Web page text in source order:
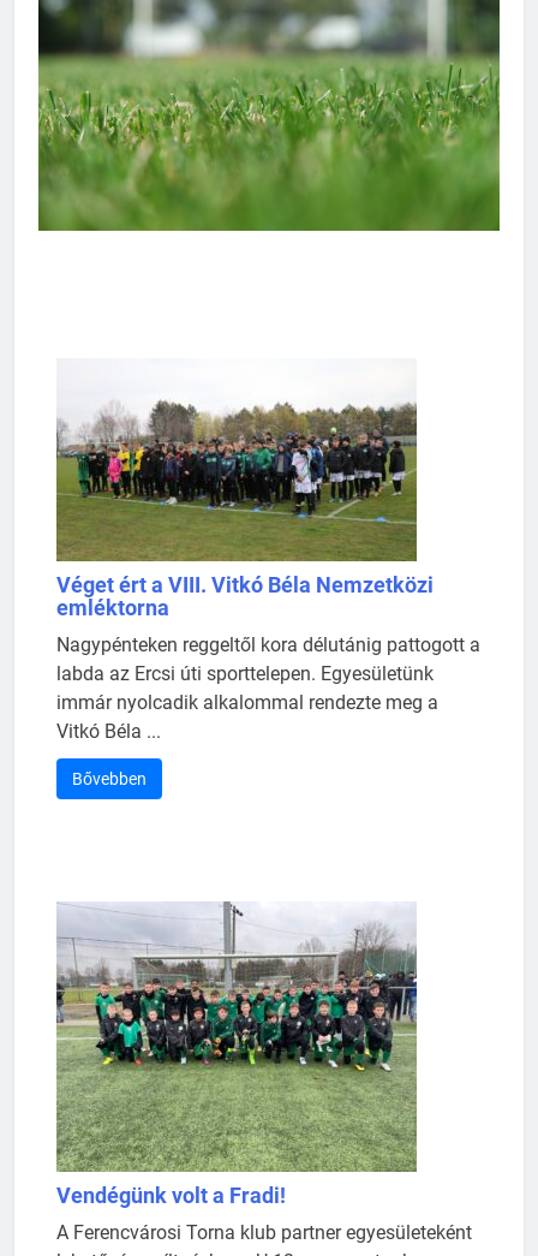
Véget ért a VIII. Vitkó Béla Nemzetközi
emléktorna
Nagypénteken reggeltől kora délutánig pattogott a
labda az Ercsi úti sporttelepen. Egyesületünk
immár nyolcadik alkalommal rendezte meg a
Vitkó Béla ...
Bővebben
Vendégünk volt a Fradi!
A Ferencvárosi Torna klub partner egyesületeként